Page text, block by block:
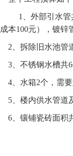
1、外部引水
成本100元），镀锌
2、拆除旧水池管
3、不锈钢水槽共6
4、水箱2个，需要
5、楼内供水管道
6、镶铺瓷砖面积